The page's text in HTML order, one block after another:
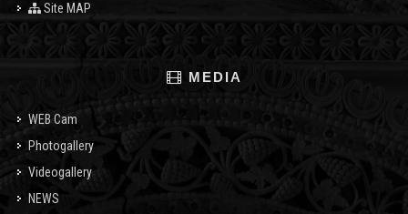
Site MAP
MEDIA
WEB Cam
Photogallery
Videogallery
NEWS